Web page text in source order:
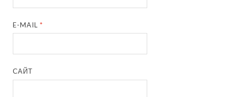
E-MAIL*
САЙТ